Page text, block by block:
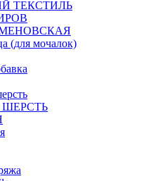
ТЕКСТИЛЬ
(для мочалок)
ШЕРСТЬ